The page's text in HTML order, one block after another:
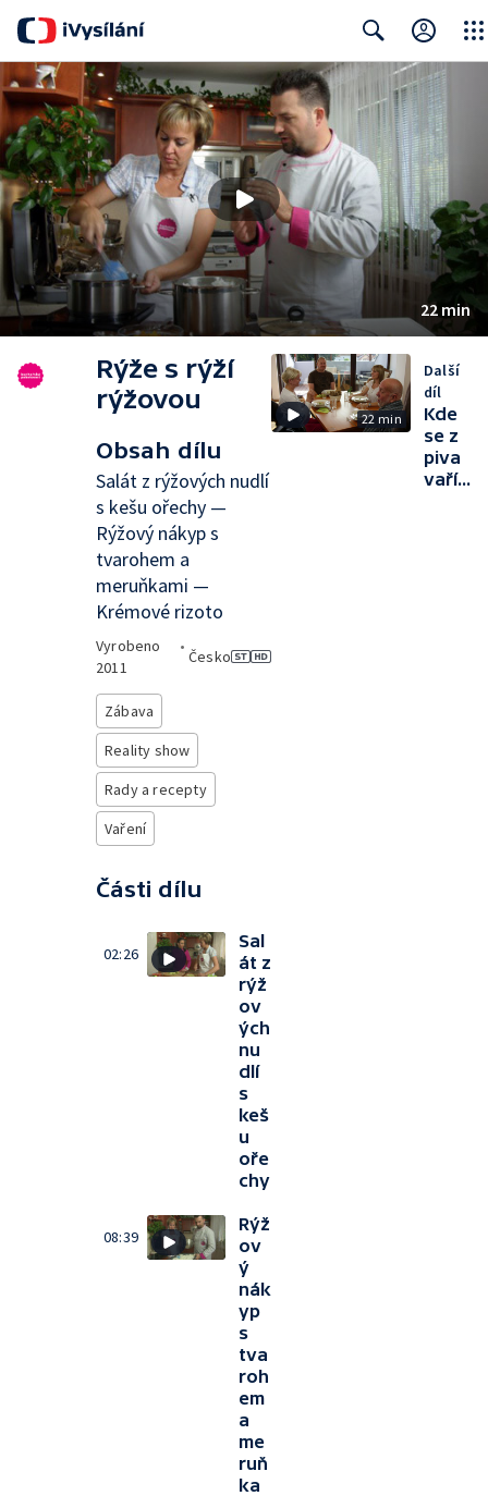
Search
22 min
Rýže s rýží
rýžovou
Obsah dílu
Salát z rýžových nudlí
s kešu ořechy —
Rýžový nákyp s
tvarohem a
meruňkami —
Krémové rizoto
Vyrobeno
2011
•
Česko
Zábava
Reality show
Rady a recepty
Vaření
Části dílu
02:26
Sal
át z
rýž
ov
ých
nu
dlí
s
keš
u
oře
chy
08:39
Rýž
ov
ý
nák
yp
s
tva
roh
em
a
me
ruň
ka
22 min
Další
díl
Kde
se z
piva
vaří...